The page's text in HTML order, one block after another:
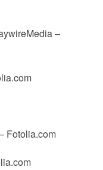
–
Fotolia.com